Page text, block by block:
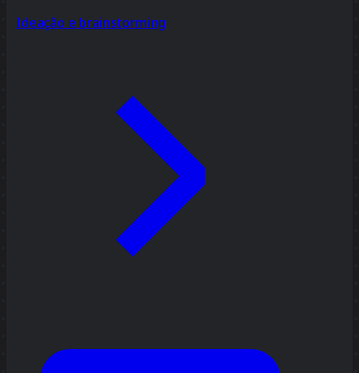
Ideação e brainstorming